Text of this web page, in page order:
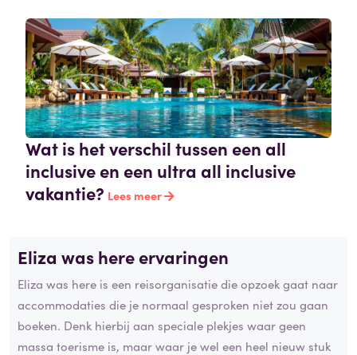
Wat is het verschil tussen een all
inclusive en een ultra all inclusive
vakantie? Lees meer
Eliza was here ervaringen
Eliza was here is een reisorganisatie die opzoek gaat naar
accommodaties die je normaal gesproken niet zou gaan
boeken. Denk hierbij aan speciale plekjes waar geen
massa toerisme is, maar waar je wel een heel nieuw stuk